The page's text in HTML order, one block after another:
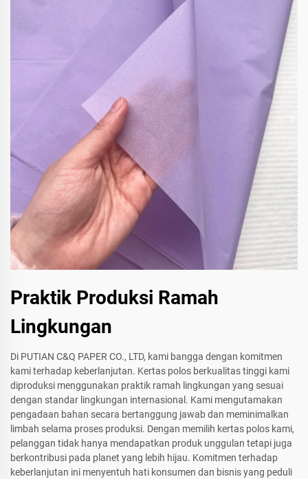
Praktik Produksi Ramah
Lingkungan
Di PUTIAN C&Q PAPER CO., LTD, kami bangga dengan komitmen
kami terhadap keberlanjutan. Kertas polos berkualitas tinggi kami
diproduksi menggunakan praktik ramah lingkungan yang sesuai
dengan standar lingkungan internasional. Kami mengutamakan
pengadaan bahan secara bertanggung jawab dan meminimalkan
limbah selama proses produksi. Dengan memilih kertas polos kami,
pelanggan tidak hanya mendapatkan produk unggulan tetapi juga
berkontribusi pada planet yang lebih hijau. Komitmen terhadap
keberlanjutan ini menyentuh hati konsumen dan bisnis yang peduli